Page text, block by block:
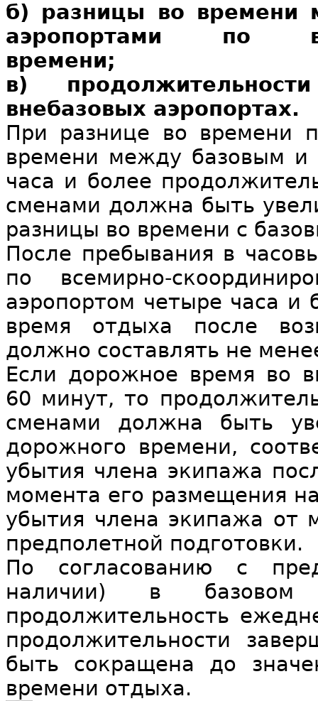
б) разницы во времени
аэропортами по
времени;
в)
внебазовых аэропортах.
При разнице во времени
времени между базовым и
часа и более
сменами должна быть
разницы во времени с
После пребывания в
по всемирно-
аэропортом четыре часа и
время отдыха после
должно составлять не
Если дорожное время во
60 минут, то
сменами должна быть
дорожного времени,
убытия члена экипажа
момента его размещения
убытия члена экипажа от
предполетной подготовки.
По согласованию с
наличии) в базовом
продолжительность
продолжительности
быть сокращена до
времени отдыха.